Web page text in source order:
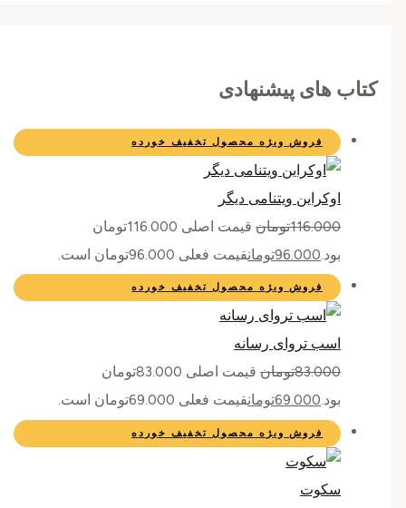
کتاب های پیشنهادی
فروش ویژه محصول تخفیف خورده
اوکراین ویتنامی دیگر
116.000تومان
قیمت اصلی 116.000تومان
96.000تومانقیمت فعلی 96.000تومان است.
فروش ویژه محصول تخفیف خورده
اسب تروای رسانه
83.000تومان
قیمت اصلی 83.000تومان
69.000تومانقیمت فعلی 69.000تومان است.
فروش ویژه محصول تخفیف خورده
سکوت